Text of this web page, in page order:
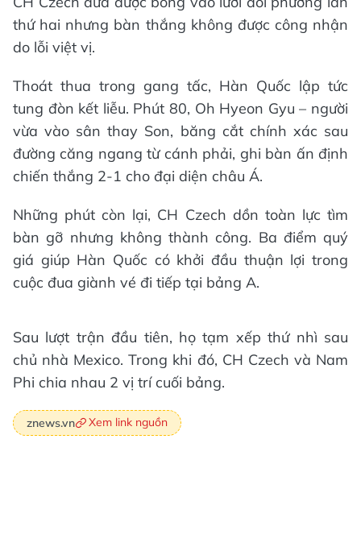
thứ hai nhưng bàn thắng không được công nhận
do lỗi việt vị.
Thoát thua trong gang tấc, Hàn Quốc lập tức
tung đòn kết liễu. Phút 80, Oh Hyeon Gyu – người
vừa vào sân thay Son, băng cắt chính xác sau
đường căng ngang từ cánh phải, ghi bàn ấn định
chiến thắng 2-1 cho đại diện châu Á.
Những phút còn lại, CH Czech dồn toàn lực tìm
bàn gỡ nhưng không thành công. Ba điểm quý
giá giúp Hàn Quốc có khởi đầu thuận lợi trong
cuộc đua giành vé đi tiếp tại bảng A.
Sau lượt trận đầu tiên, họ tạm xếp thứ nhì sau
chủ nhà Mexico. Trong khi đó, CH Czech và Nam
Phi chia nhau 2 vị trí cuối bảng.
znews.vn Xem link nguồn